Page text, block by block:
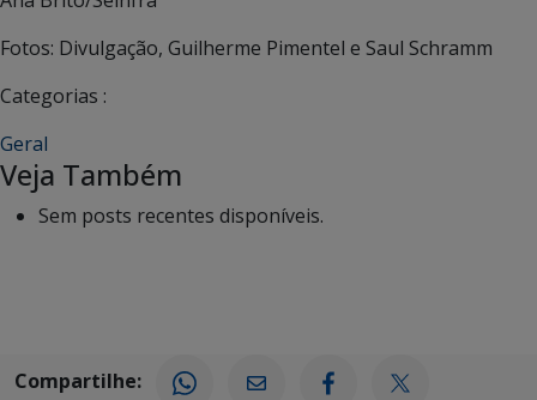
Fotos: Divulgação, Guilherme Pimentel e Saul Schramm
Categorias :
Geral
Veja Também
Sem posts recentes disponíveis.
Compartilhe: